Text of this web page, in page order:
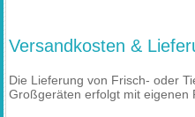
Versandkosten &
Die Lieferung von Frisch- oder
Großgeräten erfolgt mit eigenen